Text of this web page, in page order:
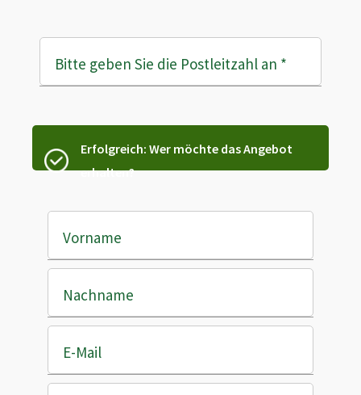
Bitte geben Sie die Postleitzahl an *
Erfolgreich: Wer möchte das Angebot
erhalten?
Vorname
Nachname
E-Mail